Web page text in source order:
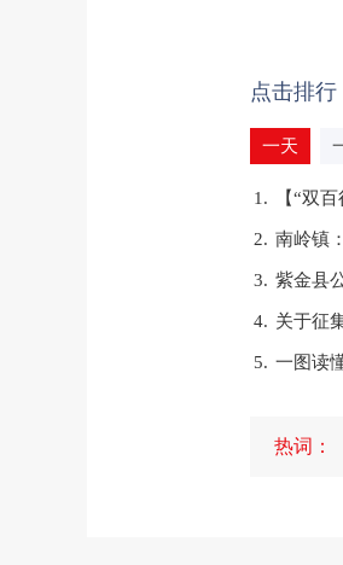
点击排行
一天
1. 【“双
2. 南岭镇
3. 紫金县
4. 关于征
5. 一图读
紫金县
热词：